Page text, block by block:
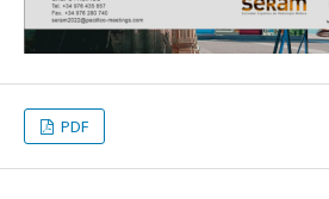
PDF